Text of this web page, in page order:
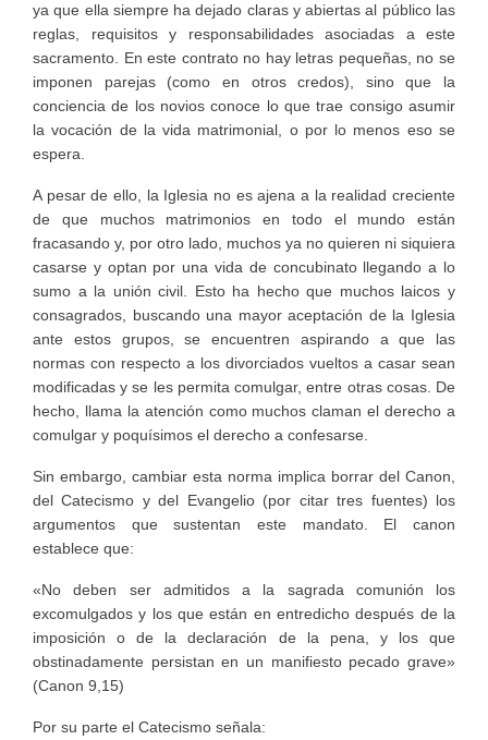
ya que ella siempre ha dejado claras y abiertas al público las
reglas, requisitos y responsabilidades asociadas a este
sacramento. En este contrato no hay letras pequeñas, no se
imponen parejas (como en otros credos), sino que la
conciencia de los novios conoce lo que trae consigo asumir
la vocación de la vida matrimonial, o por lo menos eso se
espera.
A pesar de ello, la Iglesia no es ajena a la realidad creciente
de que muchos matrimonios en todo el mundo están
fracasando y, por otro lado, muchos ya no quieren ni siquiera
casarse y optan por una vida de concubinato llegando a lo
sumo a la unión civil. Esto ha hecho que muchos laicos y
consagrados, buscando una mayor aceptación de la Iglesia
ante estos grupos, se encuentren aspirando a que las
normas con respecto a los divorciados vueltos a casar sean
modificadas y se les permita comulgar, entre otras cosas. De
hecho, llama la atención como muchos claman el derecho a
comulgar y poquísimos el derecho a confesarse.
Sin embargo, cambiar esta norma implica borrar del Canon,
del Catecismo y del Evangelio (por citar tres fuentes) los
argumentos que sustentan este mandato. El canon
establece que:
«No deben ser admitidos a la sagrada comunión los
excomulgados y los que están en entredicho después de la
imposición o de la declaración de la pena, y los que
obstinadamente persistan en un manifiesto pecado grave»
(Canon 9,15)
Por su parte el Catecismo señala: